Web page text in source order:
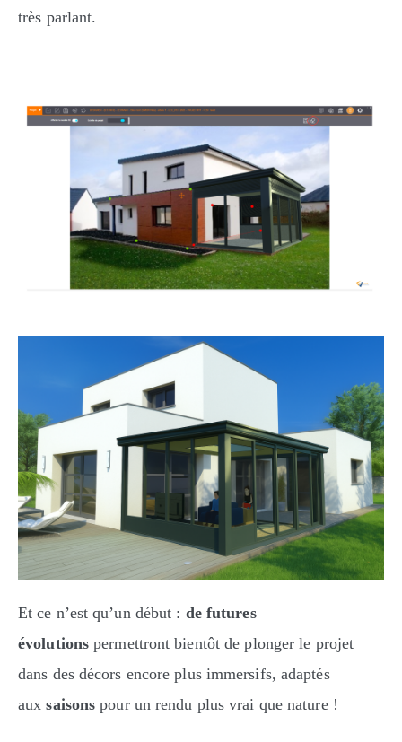
très parlant.
Et ce n’est qu’un début : de futures
évolutions permettront bientôt de plonger le projet
dans des décors encore plus immersifs, adaptés
auxsaisonspour un rendu plus vrai que nature !